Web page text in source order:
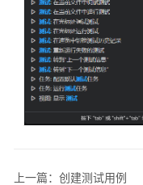
IDE
用
户
权
限
IDE
上一篇：创建测试用例